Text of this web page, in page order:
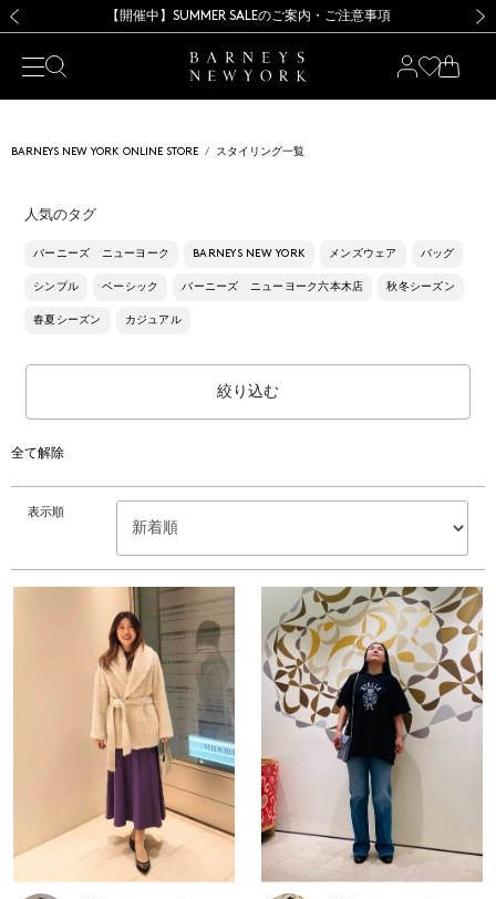
【夏季休業に伴う出荷一時停止のお知らせ】(2026.8.7)
熊本県を中心とした地震の影響によるお荷物のお届けについて
【開催中】SUMMER SALEのご案内・ご注意事項
【夏季休業に伴う出荷一時停止のお知らせ】(2026.8.7)
BARNEYS NEW YORK ONLINE STORE スタイリング一覧
人気のタグ
バーニーズ ニューヨーク BARNEYS NEW YORK メンズウェア バッグ
シンプル ベーシック バーニーズ ニューヨーク六本木店 秋冬シーズン
春夏シーズン カジュアル
絞り込む
全て解除
表示順